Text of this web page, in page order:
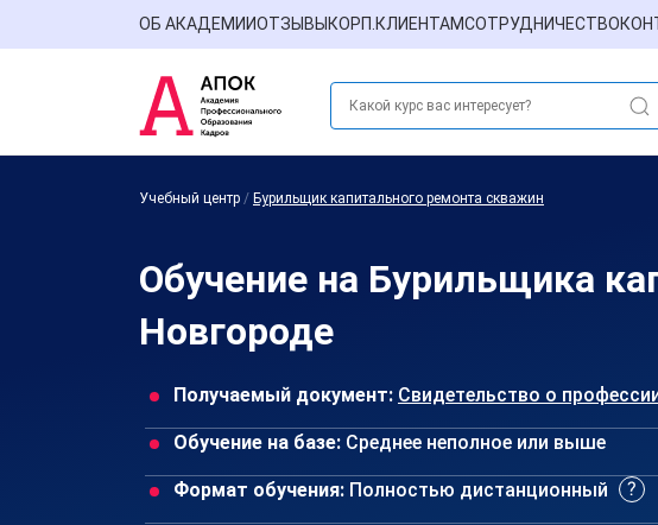
ОБ АКАДЕМИИОТЗЫВЫ КОРП.КЛИЕНТАМСОТРУДНИЧЕСТВО
Учебный центр / Бурильщик капитального ремонта скважин
Обучение на Бурильщика
Новгороде
Получаемый документ: Свидетельство о
Обучение на базе: Среднее неполное или выше
Формат обучения: Полностью дистанционный